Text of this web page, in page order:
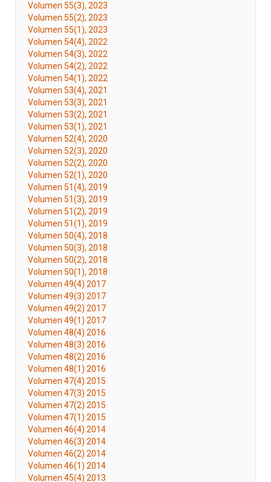
Volumen 55(3), 2023
Volumen 55(2), 2023
Volumen 55(1), 2023
Volumen 54(4), 2022
Volumen 54(3), 2022
Volumen 54(2), 2022
Volumen 54(1), 2022
Volumen 53(4), 2021
Volumen 53(3), 2021
Volumen 53(2), 2021
Volumen 53(1), 2021
Volumen 52(4), 2020
Volumen 52(3), 2020
Volumen 52(2), 2020
Volumen 52(1), 2020
Volumen 51(4), 2019
Volumen 51(3), 2019
Volumen 51(2), 2019
Volumen 51(1), 2019
Volumen 50(4), 2018
Volumen 50(3), 2018
Volumen 50(2), 2018
Volumen 50(1), 2018
Volumen 49(4) 2017
Volumen 49(3) 2017
Volumen 49(2) 2017
Volumen 49(1) 2017
Volumen 48(4) 2016
Volumen 48(3) 2016
Volumen 48(2) 2016
Volumen 48(1) 2016
Volumen 47(4) 2015
Volumen 47(3) 2015
Volumen 47(2) 2015
Volumen 47(1) 2015
Volumen 46(4) 2014
Volumen 46(3) 2014
Volumen 46(2) 2014
Volumen 46(1) 2014
Volumen 45(4) 2013